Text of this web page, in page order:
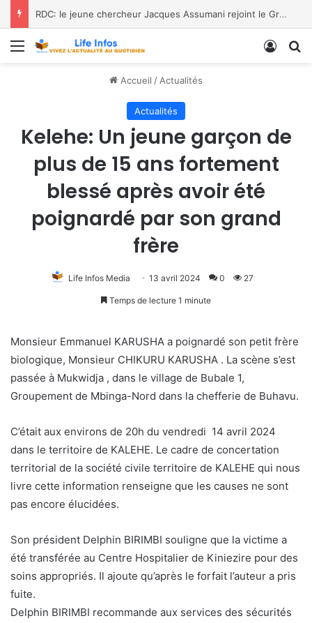
RDC: le jeune chercheur Jacques Assumani rejoint le Groupe de Spécialistes des Amphibiens de l’UICN
Menu
Accueil / Actualités
Actualités
Kelehe: Un jeune garçon de
plus de 15 ans fortement
blessé après avoir été
poignardé par son grand
frère
Life Infos Media 13 avril 2024 0 27
Temps de lecture 1 minute
Monsieur Emmanuel KARUSHA a poignardé son petit frère
biologique, Monsieur CHIKURU KARUSHA . La scène s’est
passée à Mukwidja , dans le village de Bubale 1,
Groupement de Mbinga-Nord dans la chefferie de Buhavu.
C’était aux environs de 20h du vendredi 14 avril 2024
dans le territoire de KALEHE. Le cadre de concertation
territorial de la société civile territoire de KALEHE qui nous
livre cette information renseigne que les causes ne sont
pas encore élucidées.
Son président Delphin BIRIMBI souligne que la victime a
été transférée au Centre Hospitalier de Kiniezire pour des
soins appropriés. Il ajoute qu’après le forfait l’auteur a pris
fuite.
Delphin BIRIMBI recommande aux services des sécurités